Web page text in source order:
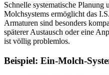
Schnelle systematische Planung
Molchsystems ermöglicht das
Armaturen sind besonders
späterer Austausch oder eine
ist völlig problemlos.
Beispiel: Ein-Molch-